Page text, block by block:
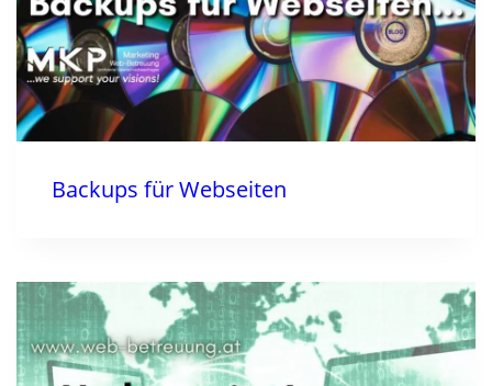
Backups für Webseiten